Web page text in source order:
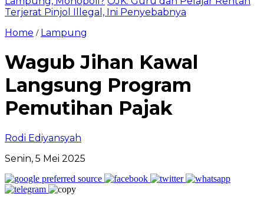
Terjerat Pinjol Illegal, Ini Penyebabnya
Home / Lampung
Wagub Jihan Kawal
Langsung Program
Pemutihan Pajak
Rodi Ediyansyah
Senin, 5 Mei 2025